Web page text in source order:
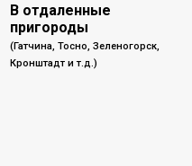
В отдаленные
пригороды
(Гатчина, Тосно, Зеленогорск,
Кронштадт и т.д.)